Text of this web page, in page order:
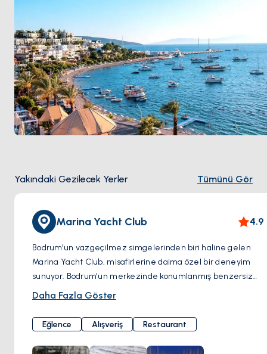
Yakındaki Gezilecek Yerler Tümünü Gör
Marina Yacht Club 4.9
Bodrum'un vazgeçilmez simgelerinden biri haline gelen
Marina Yacht Club, misafirlerine daima özel bir deneyim
sunuyor. Bodrum'un merkezinde konumlanmış benzersiz
bir mekan, ve burada canlı müzik hiç eksik olmuyor. Jazz ve
verirken, özel kokteyl seçenekleri ise gecenizi unutulmaz
kılıyor. Marina Yacht Club, canlı müzik programları, eşsiz
restoranları ve barları ile adeta bir yaşam tarzını temsil
Daha Fazla Göster
Eğlence Alışveriş Restaurant